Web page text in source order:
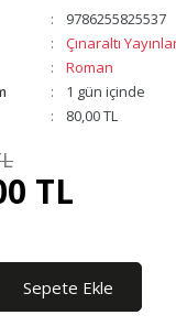
:
9786255825537
:
Çınaraltı
:
Roman
:
1 gün içinde
: 80,00 TL
TL
Sepete Ekle